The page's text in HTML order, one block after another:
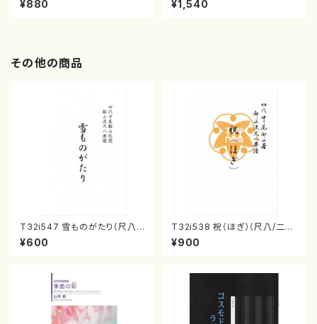
¥880
宮城宗家監修/箏曲古典楽譜）
¥1,540
その他の商品
T32i547 雪ものがたり（尺八/
沢井忠夫/楽譜）都山流公刊楽譜
曲番:2256
¥600
T32i538 祝（ほぎ）（尺八/二代
池田静山/楽譜）都山流公刊楽譜
曲番:2247
¥900